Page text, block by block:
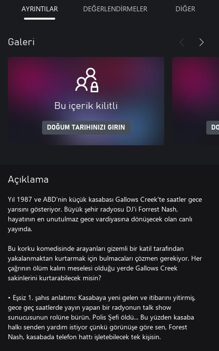
AYRINTILAR DEĞERLENDİRMELER DİĞER
Galeri
Bu içerik kilitli
DOĞUM TARIHINIZI GIRIN
Açıklama
Yıl 1987 ve ABD'nin küçük kasabası Gallows Creek'te saatler gece
yarısını gösteriyor. Büyük şehir radyosu DJ'i Forrest Nash,
hayatının en unutulmaz gece vardiyasına dönüşecek olan canlı
yayında.
Bu korku komedisinde arayanları gizemli bir katil tarafından
yakalanmaktan kurtarmak için bulmacaları çözmen gerekiyor. Her
çağrının ölüm kalım meselesi olduğu yerde Gallows Creek
sakinlerini kurtarabilecek misin?
• Eşsiz 1. şahıs anlatımı: Kasabaya yeni gelen ve itibarını yitirmiş,
gece geç saatlerde yayın yapan bir radyonun talk show
sunucusunun rolüne bürün. Polis Şefi öldü... Bu yüzden kasaba
halkı senden yardım istiyor çünkü görünüşe göre sen, Forest
Nash, kasabada telefon hattı işletebilecek tek kişisin.